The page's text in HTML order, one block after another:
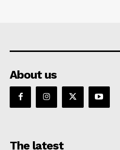
About us
The latest